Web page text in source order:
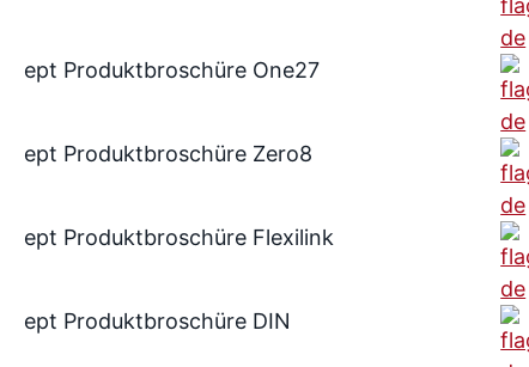
ept Produktbroschüre One27
ept Produktbroschüre Zero8
ept Produktbroschüre Flexilink
ept Produktbroschüre DIN